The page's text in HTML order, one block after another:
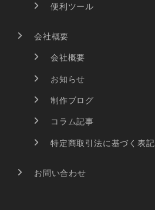
便利ツール
会社概要
会社概要
お知らせ
制作ブログ
コラム記事
特定商取引法に基づく表記
お問い合わせ